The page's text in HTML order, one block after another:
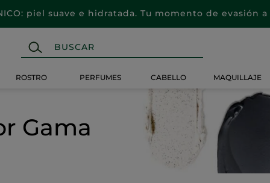
piel suave e hidratada. Tu momento de evasión
ROSTRO PERFUMES CABELLO MAQUILLAJE
Gama